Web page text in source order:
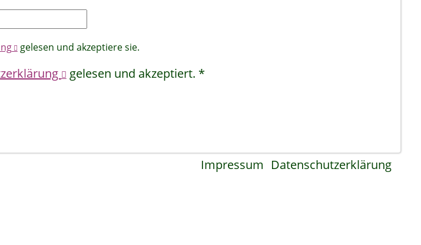
gelesen und akzeptiere sie.
gelesen und akzeptiert. *
Impressum Datenschutzerklärung